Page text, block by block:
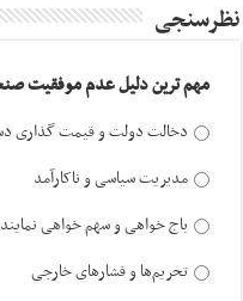
نظرسنجی
مهم ترین دلیل عدم موفقیت
دخالت دولت و قیمت گذاری
مدیریت سیاسی و ناکارآمد
باج خواهی و سهم خواهی
تحریم‌ها و فشارهای خارجی